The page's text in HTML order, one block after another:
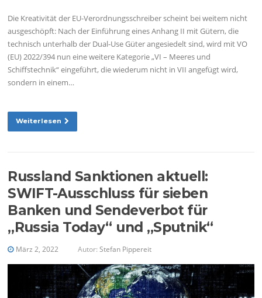
Die Kreativität der EU-Verordnungsschreiber scheint bei weitem nicht
ausgeschöpft: Nach der Einführung eines Anhang II mit Gütern, die
technisch unterhalb der Dual-Use Güter angesiedelt sind, wird mit VO
(EU) 2022/394 nun eine weitere Kategorie „VI – Meeres und
Schiffstechnik“ eingeführt, die wiederum nicht in VII angefügt wird,
sondern in einem…
Weiterlesen
Russland Sanktionen aktuell:
SWIFT-Ausschluss für sieben
Banken und Sendeverbot für
„Russia Today“ und „Sputnik“
März 2, 2022 Autor:Stefan Pippereit